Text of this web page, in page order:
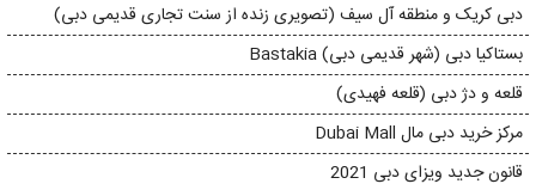
دبی کریک و منطقه آل سیف (تصویری زنده از سنت تجاری قدیمی دبی)
بستاکیا دبی (شهر قدیمی دبی) Bastakia
قلعه و دژ دبی (قلعه فهیدی)
مرکز خرید دبی مال Dubai Mall
قانون جدید ویزای دبی 2021